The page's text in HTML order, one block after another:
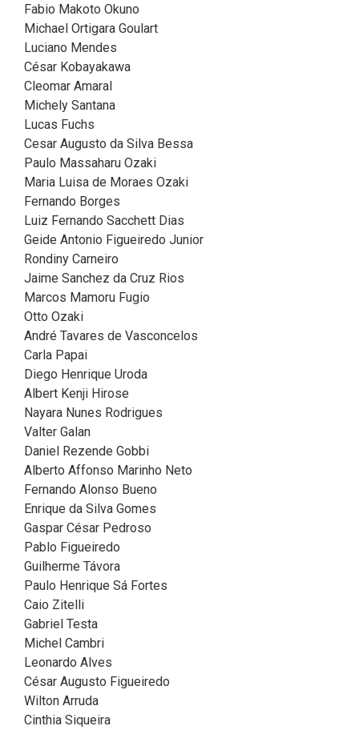
Fabio Makoto Okuno
Michael Ortigara Goulart
Luciano Mendes
César Kobayakawa
Cleomar Amaral
Michely Santana
Lucas Fuchs
Cesar Augusto da Silva Bessa
Paulo Massaharu Ozaki
Maria Luisa de Moraes Ozaki
Fernando Borges
Luiz Fernando Sacchett Dias
Geide Antonio Figueiredo Junior
Rondiny Carneiro
Jaime Sanchez da Cruz Rios
Marcos Mamoru Fugio
Otto Ozaki
André Tavares de Vasconcelos
Carla Papai
Diego Henrique Uroda
Albert Kenji Hirose
Nayara Nunes Rodrigues
Valter Galan
Daniel Rezende Gobbi
Alberto Affonso Marinho Neto
Fernando Alonso Bueno
Enrique da Silva Gomes
Gaspar César Pedroso
Pablo Figueiredo
Guilherme Távora
Paulo Henrique Sá Fortes
Caio Zitelli
Gabriel Testa
Michel Cambri
Leonardo Alves
César Augusto Figueiredo
Wilton Arruda
Cinthia Siqueira